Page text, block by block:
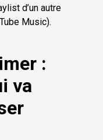
d’un autre
Music).
:
va